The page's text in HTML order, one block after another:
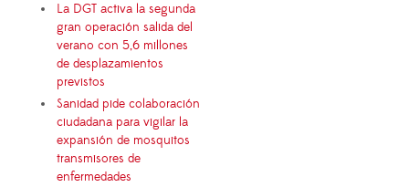
La DGT activa la segunda
gran operación salida del
verano con 5,6 millones
de desplazamientos
previstos
Sanidad pide colaboración
ciudadana para vigilar la
expansión de mosquitos
transmisores de
enfermedades